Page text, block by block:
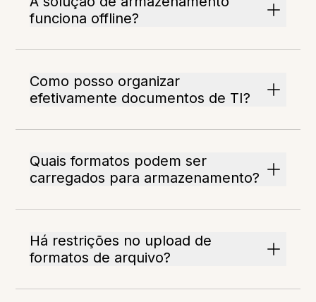
funciona offline?
Como posso organizar
efetivamente documentos de TI?
Quais formatos podem ser
carregados para armazenamento?
Há restrições no upload de
formatos de arquivo?